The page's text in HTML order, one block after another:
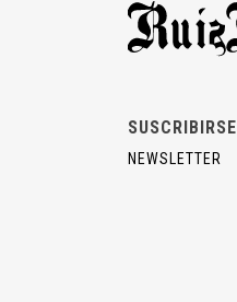
SUSCRIBIRSE
NEWSLETTER